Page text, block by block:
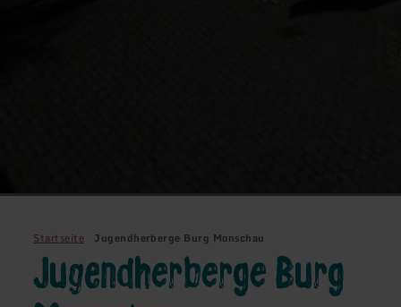
Startseite Jugendherberge Burg Monschau
Jugendherberge Burg